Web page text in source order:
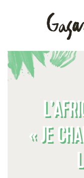
« JE